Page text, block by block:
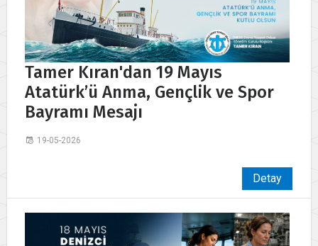
Tamer Kıran'dan 19 Mayıs
Atatürk’ü Anma, Gençlik ve Spor
Bayramı Mesajı
19-05-2026
Detay